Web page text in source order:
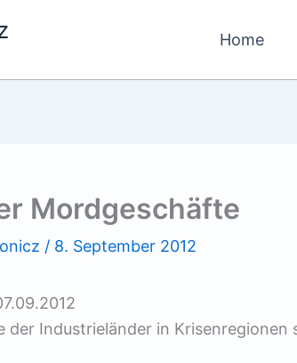
Home
Mordgeschäfte
/ 8. September 2012
der Industrieländer in Krisenregionen